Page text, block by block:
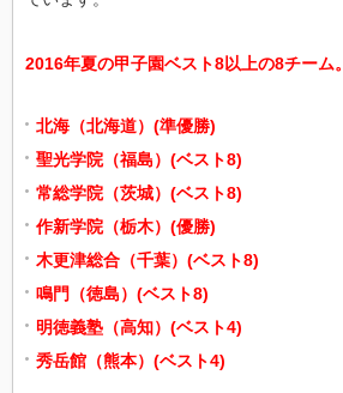
2016年夏の甲子園ベスト8以上の8チーム。
北海（北海道）(準優勝)
聖光学院（福島）(ベスト8)
常総学院（茨城）(ベスト8)
作新学院（栃木）(優勝)
木更津総合（千葉）(ベスト8)
鳴門（徳島）(ベスト8)
明徳義塾（高知）(ベスト4)
秀岳館（熊本）(ベスト4)